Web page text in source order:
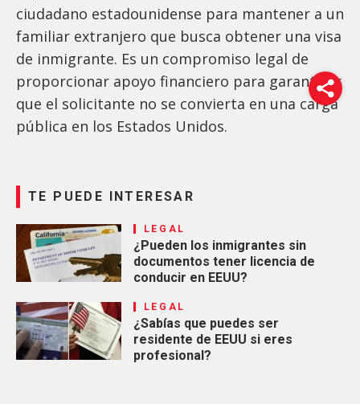
ciudadano estadounidense para mantener a un
familiar extranjero que busca obtener una visa
de inmigrante. Es un compromiso legal de
proporcionar apoyo financiero para garantizar
que el solicitante no se convierta en una carga
pública en los Estados Unidos.
TE PUEDE INTERESAR
LEGAL
¿Pueden los inmigrantes sin
documentos tener licencia de
conducir en EEUU?
LEGAL
¿Sabías que puedes ser
residente de EEUU si eres
profesional?